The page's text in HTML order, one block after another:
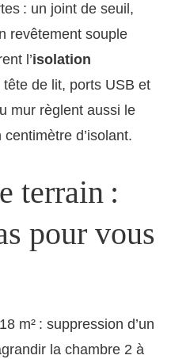
: un joint de seuil,
revêtement souple
l’isolation
de lit, ports USB et
mur règlent aussi le
d’isolant.
terrain :
pour vous
m² : suppression d’un
la chambre 2 à